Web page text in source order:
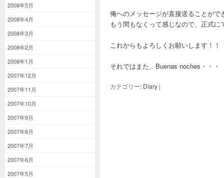
2008年5月
2008年4月
2008年3月
2008年2月
2008年1月
2007年12月
2007年11月
2007年10月
2007年9月
2007年8月
2007年7月
2007年6月
2007年5月
俺へのメッセージが直接送ることがで
もう間もなくって感じなので、正式
これからもよろしくお願いします！！
それではまた、Buenas noches・
カテゴリー: Diary |